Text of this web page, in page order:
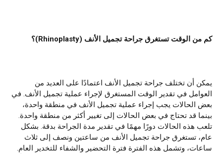
كم من الوقت تستغرق جراحة تجميل الأنف ( Rhinoplasty )؟
يمكن أن تختلف جراحة تجميل الأنف اعتمادًا على العديد من
العوامل في تقدير الوقت المستغرق لإجراء عملية تجميل الأنف. في
بعض الحالات يجب إجراء عملية تجميل الأنف في منطقة واحدة،
بينما قد تحتاج في بعض الحالات إلى تغيير أكثر من منطقة واحدة.
تلعب هذه الحالات دورًا مهمًا في تقدير مدة الجراحة بدقة. بشكل
عام، تستغرق جراحة تجميل الأنف من ساعتين ونصف إلى ثلاث
ساعات، وتشمل هذه الفترة فترة التحضير والشفاء للتخدير العام.